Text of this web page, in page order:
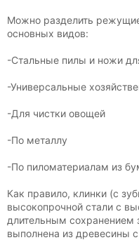
Можно разделить
основных видов:
-Стальные пилы и ножи
-Универсальные
-Для чистки овощей
-По металлу
-По пиломатериалам из
Как правило, клинки (с
высокопрочной стали с
длительным сохранением
выполнена из древесины